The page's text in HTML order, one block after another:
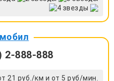
888-888
21 руб./км и от 5 руб/мин.